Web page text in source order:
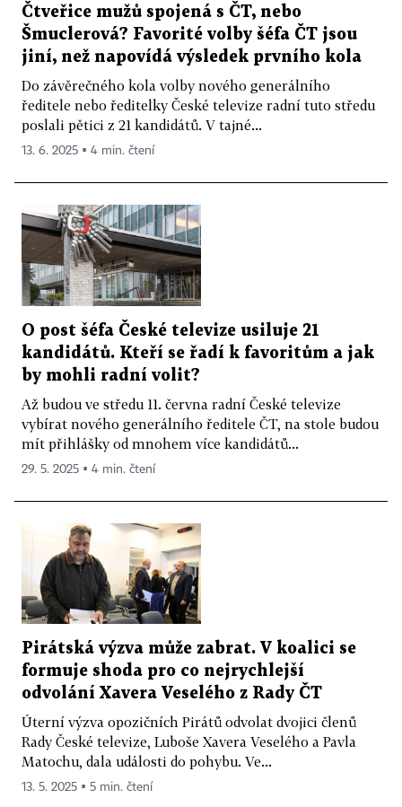
Čtveřice mužů spojená s ČT, nebo
Šmuclerová? Favorité volby šéfa ČT jsou
jiní, než napovídá výsledek prvního kola
Do závěrečného kola volby nového generálního
ředitele nebo ředitelky České televize radní tuto středu
poslali pětici z 21 kandidátů. V tajné...
13. 6. 2025 ▪ 4 min. čtení
O post šéfa České televize usiluje 21
kandidátů. Kteří se řadí k favoritům a jak
by mohli radní volit?
Až budou ve středu 11. června radní České televize
vybírat nového generálního ředitele ČT, na stole budou
mít přihlášky od mnohem více kandidátů...
29. 5. 2025 ▪ 4 min. čtení
Pirátská výzva může zabrat. V koalici se
formuje shoda pro co nejrychlejší
odvolání Xavera Veselého z Rady ČT
Úterní výzva opozičních Pirátů odvolat dvojici členů
Rady České televize, Luboše Xavera Veselého a Pavla
Matochu, dala události do pohybu. Ve...
13. 5. 2025 ▪ 5 min. čtení